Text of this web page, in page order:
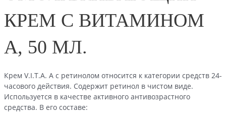
КРЕМ С ВИТАМИНОМ
А, 50 МЛ.
Крем V.I.T.A. A с ретинолом относится к категории средств 24-
часового действия. Содержит ретинол в чистом виде.
Используется в качестве активного антивозрастного
средства. В его составе: